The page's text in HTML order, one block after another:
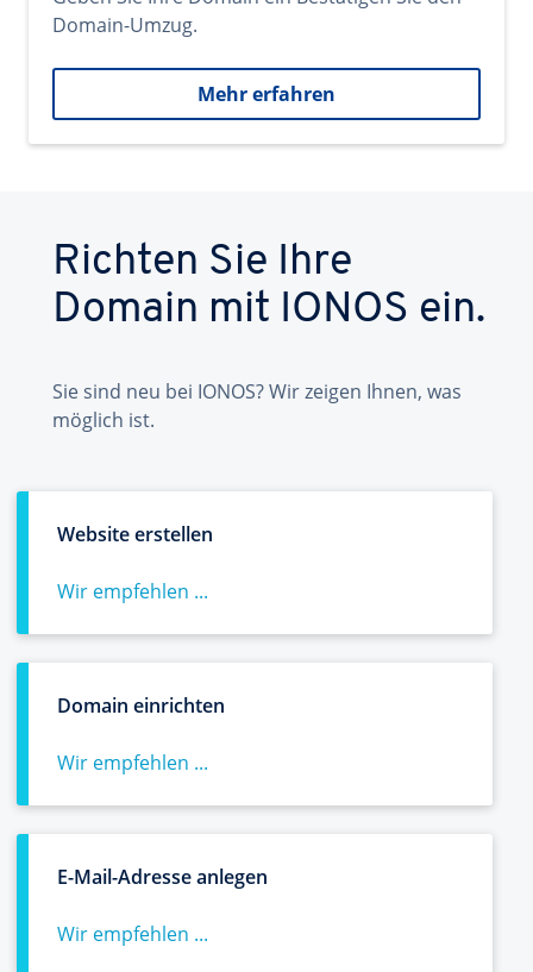
Domain-Umzug.
Mehr erfahren
Richten Sie Ihre
Domain mit IONOS ein.
Sie sind neu bei IONOS? Wir zeigen Ihnen, was
möglich ist.
Website erstellen
Wir empfehlen ...
Domain einrichten
Wir empfehlen ...
E-Mail-Adresse anlegen
Wir empfehlen ...